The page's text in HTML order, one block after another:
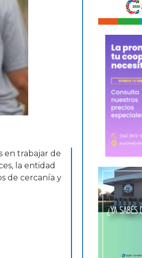
en trabajar de
la entidad
de cercanía y